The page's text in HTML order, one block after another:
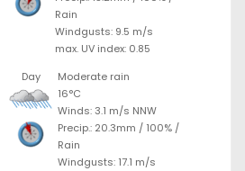
Rain
Windgusts: 9.5 m/s
max. UV index: 0.85
Day
Moderate rain
16°C
Winds: 3.1 m/s NNW
Precip.: 20.3mm / 100% /
Rain
Windgusts: 17.1 m/s